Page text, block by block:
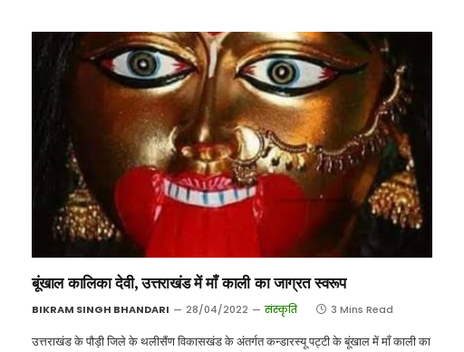
बूंखाल कालिका देवी, उत्तराखंड में माँ काली का जाग्रत स्वरूप
BIKRAM SINGH BHANDARI 28/04/2022 संस्कृति 3 Mins Read
उत्तराखंड के पौड़ी जिले के थलीसैंण विकासखंड के अंतर्गत कन्डारस्यू पट्टी के बूंखाल में माँ काली का